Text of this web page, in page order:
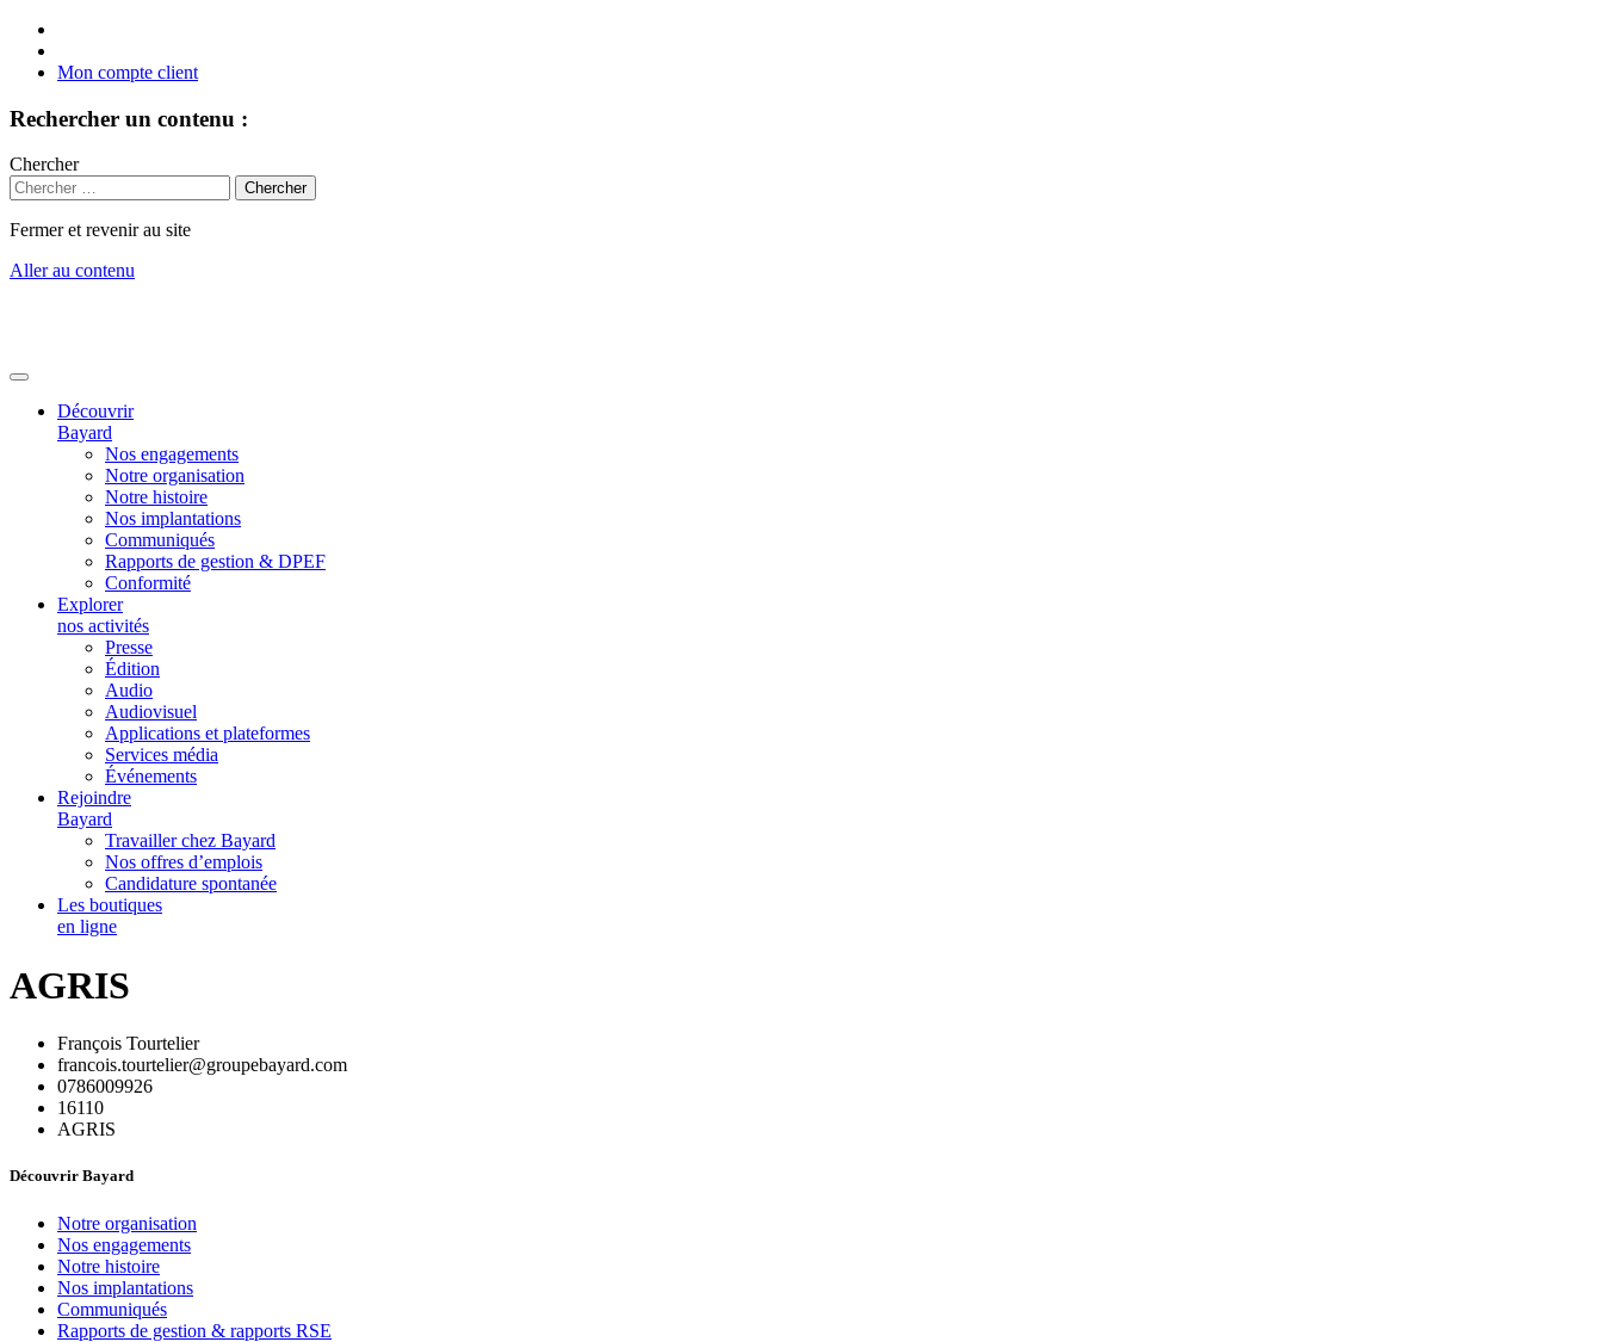
Mon compte client
Rechercher un contenu :
Chercher
Fermer et revenir au site
Aller au contenu
Découvrir
Bayard
Nos engagements
Notre organisation
Notre histoire
Nos implantations
Communiqués
Rapports de gestion & DPEF
Conformité
Explorer
nos activités
Presse
Édition
Audio
Audiovisuel
Applications et plateformes
Services média
Événements
Rejoindre
Bayard
Travailler chez Bayard
Nos offres d’emplois
Candidature spontanée
Les boutiques
en ligne
AGRIS
François Tourtelier
francois.tourtelier@groupebayard.com
0786009926
16110
AGRIS
Découvrir Bayard
Notre organisation
Nos engagements
Notre histoire
Nos implantations
Communiqués
Rapports de gestion & rapports RSE